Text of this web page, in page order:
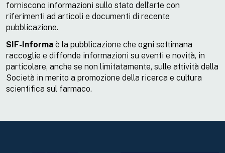
forniscono informazioni sullo stato dell’arte con
riferimenti ad articoli e documenti di recente
pubblicazione.
SIF-Informa è la pubblicazione che ogni settimana
raccoglie e diffonde informazioni su eventi e novità, in
particolare, anche se non limitatamente, sulle attività della
Società in merito a promozione della ricerca e cultura
scientifica sul farmaco.